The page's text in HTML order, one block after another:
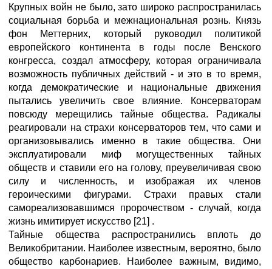
Крупных войн не было, зато широко распространилась
социальная борьба и межнациональная рознь. Князь
фон Меттерних, который руководил политикой
европейского континента в годы после Венского
конгресса, создал атмосферу, которая ограничивала
возможность публичных действий - и это в то время,
когда демократические и национальные движения
пытались увеличить свое влияние. Консерваторам
повсюду мерещились тайные общества. Радикалы
реагировали на страхи консерваторов тем, что сами и
организовывались именно в такие общества. Они
эксплуатировали миф могущественных тайных
обществ и ставили его на голову, преувеличивая свою
силу и численность, и изображая их членов
героическими фигурами. Страхи правых стали
самореализовавшимся пророчеством - случай, когда
жизнь имитирует искусство [21] .
Тайные общества распространились вплоть до
Великобритании. Наиболее известным, вероятно, было
общество карбонариев. Наиболее важным, видимо,